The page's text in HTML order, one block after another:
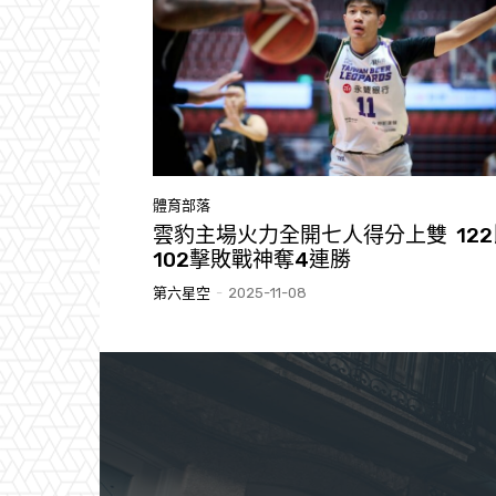
體育部落
雲豹主場火力全開七人得分上雙
102擊敗戰神奪4連勝
第六星空 - 2025-11-08